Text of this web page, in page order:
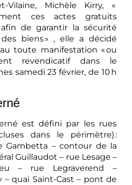
Vilaine, Michèle Kirry, «
ces actes gratuits
afin de garantir la sécurité
biens » , elle a décidé
toute manifestation « ou
revendicatif dans le
samedi 23 février, de 10 h
est défini par les rues
dans le périmètre) :
Gambetta – contour de la
Guillaudot – rue Lesage –
– rue Legraverend –
– quai Saint-Cast – pont de